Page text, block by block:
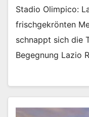
Stadio Olimpico:
frischgekrönten
schnappt sich die
Begegnung Lazio